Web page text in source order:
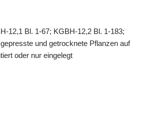
12,1 Bl. 1-67; KGBH-12,2 Bl. 1-183;
und getrocknete Pflanzen auf
oder nur eingelegt